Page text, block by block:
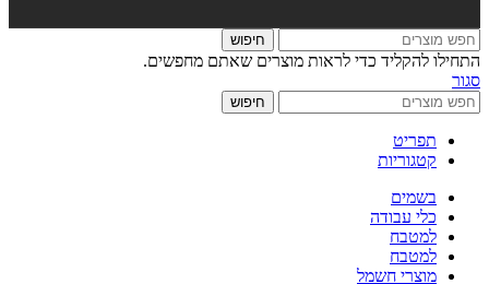
חיפוש
התחילו להקליד כדי לראות מוצרים שאתם מחפשים.
סגור
חיפוש
תפריט
קטגוריות
בשמים
כלי עבודה
למטבח
למטבח
מוצרי חשמל